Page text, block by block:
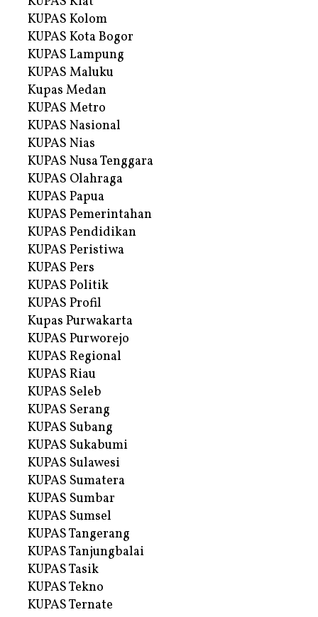
KUPAS Kolom
KUPAS Kota Bogor
KUPAS Lampung
KUPAS Maluku
Kupas Medan
KUPAS Metro
KUPAS Nasional
KUPAS Nias
KUPAS Nusa Tenggara
KUPAS Olahraga
KUPAS Papua
KUPAS Pemerintahan
KUPAS Pendidikan
KUPAS Peristiwa
KUPAS Pers
KUPAS Politik
KUPAS Profil
Kupas Purwakarta
KUPAS Purworejo
KUPAS Regional
KUPAS Riau
KUPAS Seleb
KUPAS Serang
KUPAS Subang
KUPAS Sukabumi
KUPAS Sulawesi
KUPAS Sumatera
KUPAS Sumbar
KUPAS Sumsel
KUPAS Tangerang
KUPAS Tanjungbalai
KUPAS Tasik
KUPAS Tekno
KUPAS Ternate